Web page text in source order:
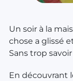
Un soir à la
chose a glissé
Sans trop
En découvrant